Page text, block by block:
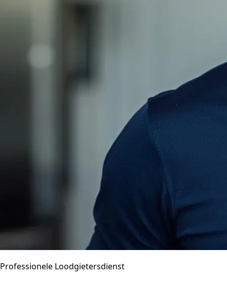
Professionele Loodgietersdienst